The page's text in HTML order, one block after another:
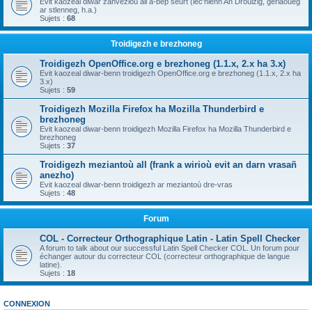
ar stlenneg, h.a.)
Sujets : 68
Troidigezh e brezhoneg
Troidigezh OpenOffice.org e brezhoneg (1.1.x, 2.x ha 3.x)
Evit kaozeal diwar-benn troidigezh OpenOffice.org e brezhoneg (1.1.x, 2.x ha
3.x)
Sujets : 59
Troidigezh Mozilla Firefox ha Mozilla Thunderbird e
brezhoneg
Evit kaozeal diwar-benn troidigezh Mozilla Firefox ha Mozilla Thunderbird e
brezhoneg
Sujets : 37
Troidigezh meziantoù all (frank a wirioù evit an darn vrasañ
anezho)
Evit kaozeal diwar-benn troidigezh ar meziantoù dre-vras
Sujets : 48
Forum
COL - Correcteur Orthographique Latin - Latin Spell Checker
A forum to talk about our successful Latin Spell Checker COL. Un forum pour
échanger autour du correcteur COL (correcteur orthographique de langue
latine).
Sujets : 18
CONNEXION